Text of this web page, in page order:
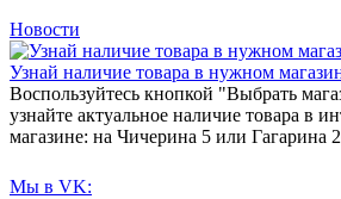
Новости
Узнай наличие товара в нужном
Воспользуйтесь кнопкой "Выбрать
узнайте актуальное наличие товара в
магазине: на Чичерина 5 или Гагарина
Мы в VK: